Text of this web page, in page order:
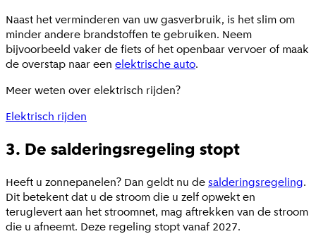
Naast het verminderen van uw gasverbruik, is het slim om
minder andere brandstoffen te gebruiken. Neem
bijvoorbeeld vaker de fiets of het openbaar vervoer of maak
de overstap naar een elektrische auto.
Meer weten over elektrisch rijden?
Elektrisch rijden
3. De salderingsregeling stopt
Heeft u zonnepanelen? Dan geldt nu desalderingsregeling.
Dit betekent dat u de stroom die u zelf opwekt en
teruglevert aan het stroomnet, mag aftrekken van de stroom
die u afneemt. Deze regeling stopt vanaf 2027.